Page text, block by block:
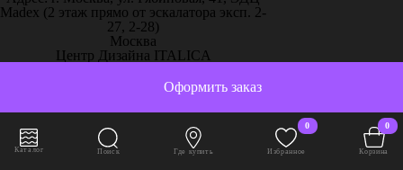
Оформить заказ
Madex (2 этаж прямо от эскалатора эксп. 2-
27, 2-28)
Москва
Центр Дизайна ITALICA
к. 1, подъезд 2А
“Artplay” салон 3D панели Артполе
Адрес: г.Москва, ул. Нижняя
Сыромятническая, стр.12, ШР 111
Москва
Каталог Поиск Где купить
0
Избранное
0
Корзина